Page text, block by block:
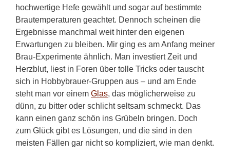
hochwertige Hefe gewählt und sogar auf bestimmte
Brautemperaturen geachtet. Dennoch scheinen die
Ergebnisse manchmal weit hinter den eigenen
Erwartungen zu bleiben. Mir ging es am Anfang meiner
Brau-Experimente ähnlich. Man investiert Zeit und
Herzblut, liest in Foren über tolle Tricks oder tauscht
sich in Hobbybrauer-Gruppen aus – und am Ende
steht man vor einem Glas, das möglicherweise zu
dünn, zu bitter oder schlicht seltsam schmeckt. Das
kann einen ganz schön ins Grübeln bringen. Doch
zum Glück gibt es Lösungen, und die sind in den
meisten Fällen gar nicht so kompliziert, wie man denkt.